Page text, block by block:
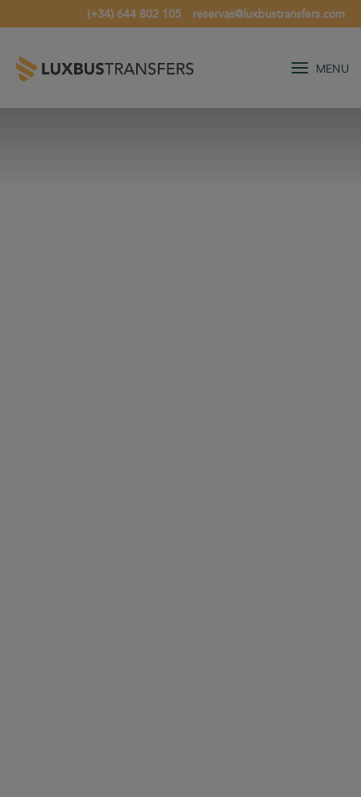
(+34) 644 802 105 reservas@luxbustransfers.com
MENU